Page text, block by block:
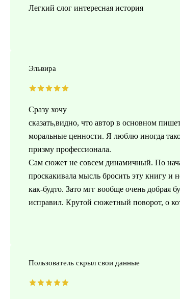
Легкий слог интересная история
Эльвира
Сразу хочу
сказать,видно, что автор в основном
моральные ценности. Я люблю иногда
призму профессионала.
Сам сюжет не совсем динамичный. По
проскакивала мысль бросить эту книгу и
как-будто. Зато мгг вообще очень добрая
исправил. Крутой сюжетный поворот, о
Пользователь скрыл свои данные